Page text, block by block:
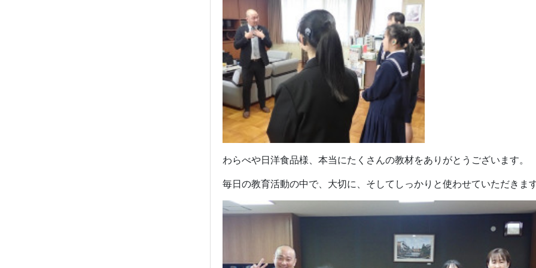
わらべや日洋食品様、本当にたくさんの教材をありがとうございます。
毎日の教育活動の中で、大切に、そしてしっかりと使わせていただきま